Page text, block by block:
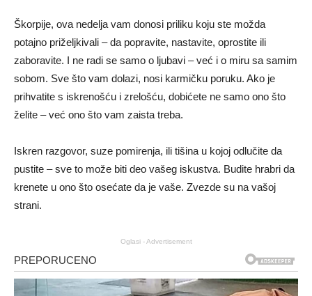
Škorpije, ova nedelja vam donosi priliku koju ste možda
potajno priželjkivali – da popravite, nastavite, oprostite ili
zaboravite. I ne radi se samo o ljubavi – već i o miru sa samim
sobom. Sve što vam dolazi, nosi karmičku poruku. Ako je
prihvatite s iskrenošću i zrelošću, dobićete ne samo ono što
želite – već ono što vam zaista treba.
Iskren razgovor, suze pomirenja, ili tišina u kojoj odlučite da
pustite – sve to može biti deo vašeg iskustva. Budite hrabri da
krenete u ono što osećate da je vaše. Zvezde su na vašoj
strani.
Oglasi - Advertisement